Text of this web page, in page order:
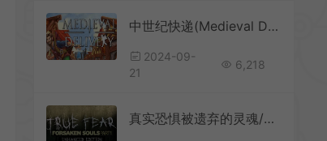
中世纪快递(Medieval Delivery)简中|PC|AVG|第三人称模拟冒险游戏
2024-09-
21
6,218
真实恐惧被遗弃的灵魂/心理惊悚恐怖解谜游戏 True Fear Forsaken Souls Part 1 下载